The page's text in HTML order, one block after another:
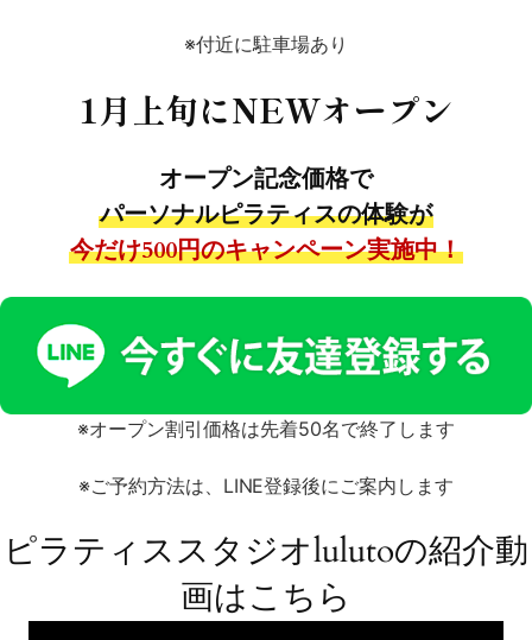
※付近に駐車場あり
1月上旬にNEWオープン
オープン記念価格で
パーソナルピラティスの体験が
今だけ500円のキャンペーン実施中！
※オープン割引価格は先着50名で終了します
※ご予約方法は、LINE登録後にご案内します
ピラティススタジオlulutoの紹介動
画はこちら